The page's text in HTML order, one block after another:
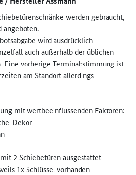
werden gebraucht,
angeboten.
wird ausdrücklich
auch außerhalb der üblichen
Eine vorherige Terminabstimmung ist
am Standort allerdings
mit wertbeeinflussenden Faktoren:
Dekor
2 Schiebetüren ausgestattet
1x Schlüssel vorhanden